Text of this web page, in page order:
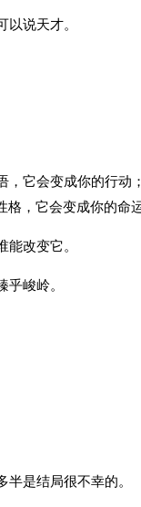
说天才。
它会变成你的行动
，它会变成你的命运
改变它。
峻岭。
是结局很不幸的。